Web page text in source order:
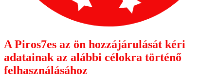
A Piros7es az ön hozzájárulását kéri
adatainak az alábbi célokra történő
felhasználásához